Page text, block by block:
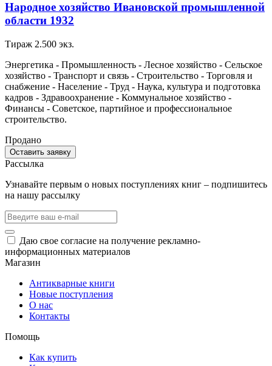
Народное хозяйство Ивановской промышленной
области 1932
Тираж 2.500 экз.
Энергетика - Промышленность - Лесное хозяйство - Сельское
хозяйство - Транспорт и связь - Строительство - Торговля и
снабжение - Население - Труд - Наука, культура и подготовка
кадров - Здравоохранение - Коммунальное хозяйство -
Финансы - Советское, партийное и профессиональное
строительство.
Продано
Оставить заявку
Рассылка
Узнавайте первым о новых поступлениях книг – подпишитесь
на нашу рассылку
Даю свое согласие на получение рекламно-
информационных материалов
Магазин
Антикварные книги
Новые поступления
О нас
Контакты
Помощь
Как купить